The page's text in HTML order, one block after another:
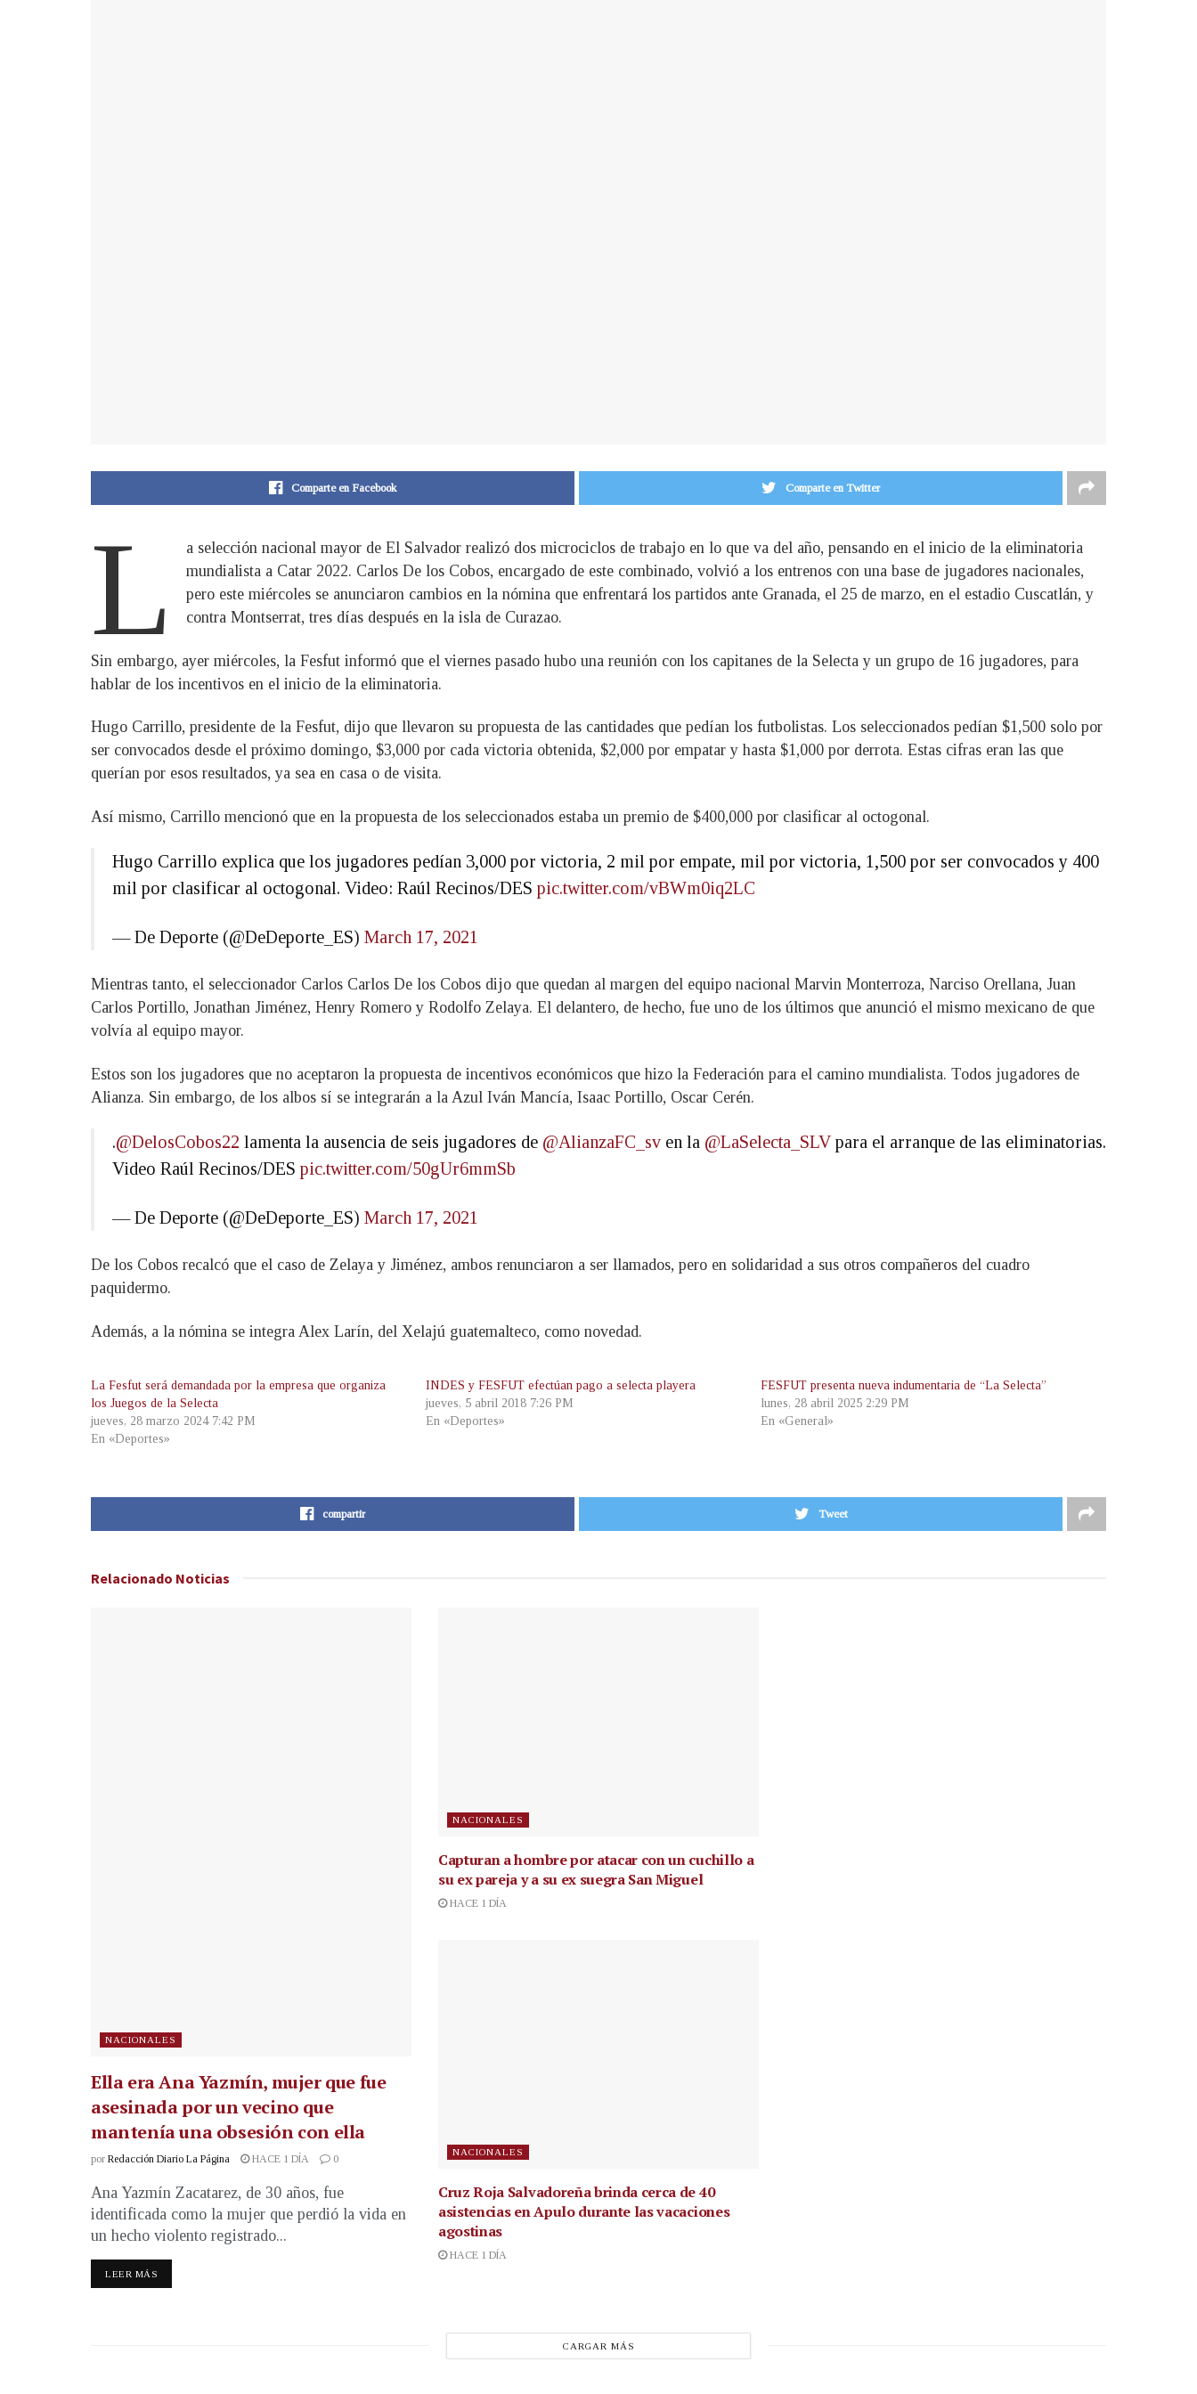
Comparte en Facebook Comparte en Twitter
L
a selección nacional mayor de El Salvador realizó dos microciclos de trabajo en lo que va del año, pensando en el inicio de la eliminatoria
mundialista a Catar 2022. Carlos De los Cobos, encargado de este combinado, volvió a los entrenos con una base de jugadores nacionales,
pero este miércoles se anunciaron cambios en la nómina que enfrentará los partidos ante Granada, el 25 de marzo, en el estadio Cuscatlán, y
contra Montserrat, tres días después en la isla de Curazao.
Sin embargo, ayer miércoles, la Fesfut informó que el viernes pasado hubo una reunión con los capitanes de la Selecta y un grupo de 16 jugadores, para
hablar de los incentivos en el inicio de la eliminatoria.
Hugo Carrillo, presidente de la Fesfut, dijo que llevaron su propuesta de las cantidades que pedían los futbolistas. Los seleccionados pedían $1,500 solo por
ser convocados desde el próximo domingo, $3,000 por cada victoria obtenida, $2,000 por empatar y hasta $1,000 por derrota. Estas cifras eran las que
querían por esos resultados, ya sea en casa o de visita.
Así mismo, Carrillo mencionó que en la propuesta de los seleccionados estaba un premio de $400,000 por clasificar al octogonal.
Hugo Carrillo explica que los jugadores pedían 3,000 por victoria, 2 mil por empate, mil por victoria, 1,500 por ser convocados y 400
mil por clasificar al octogonal. Video: Raúl Recinos/DES pic.twitter.com/vBWm0iq2LC
— De Deporte (@DeDeporte_ES) March 17, 2021
Mientras tanto, el seleccionador Carlos Carlos De los Cobos dijo que quedan al margen del equipo nacional Marvin Monterroza, Narciso Orellana, Juan
Carlos Portillo, Jonathan Jiménez, Henry Romero y Rodolfo Zelaya. El delantero, de hecho, fue uno de los últimos que anunció el mismo mexicano de que
volvía al equipo mayor.
Estos son los jugadores que no aceptaron la propuesta de incentivos económicos que hizo la Federación para el camino mundialista. Todos jugadores de
Alianza. Sin embargo, de los albos sí se integrarán a la Azul Iván Mancía, Isaac Portillo, Oscar Cerén.
.@DelosCobos22 lamenta la ausencia de seis jugadores de @AlianzaFC_sv en la @LaSelecta_SLVpara el arranque de las eliminatorias.
Video Raúl Recinos/DES pic.twitter.com/50gUr6mmSb
— De Deporte (@DeDeporte_ES) March 17, 2021
De los Cobos recalcó que el caso de Zelaya y Jiménez, ambos renunciaron a ser llamados, pero en solidaridad a sus otros compañeros del cuadro
paquidermo.
Además, a la nómina se integra Alex Larín, del Xelajú guatemalteco, como novedad.
La Fesfut será demandada por la empresa que organiza
los Juegos de la Selecta
jueves, 28 marzo 2024 7:42 PM
En «Deportes»
INDES y FESFUT efectúan pago a selecta playera
jueves, 5 abril 2018 7:26 PM
En «Deportes»
FESFUT presenta nueva indumentaria de “La Selecta”
lunes, 28 abril 2025 2:29 PM
En «General»
compartir Tweet
Relacionado Noticias
NACIONALES
Ella era Ana Yazmín, mujer que fue
asesinada por un vecino que
mantenía una obsesión con ella
por Redacción Diario La Página HACE 1 DÍA 0
Ana Yazmín Zacatarez, de 30 años, fue
identificada como la mujer que perdió la vida en
un hecho violento registrado...
LEER MÁS
NACIONALES
Capturan a hombre por atacar con un cuchillo a
su ex pareja y a su ex suegra San Miguel
HACE 1 DÍA
NACIONALES
Cruz Roja Salvadoreña brinda cerca de 40
asistencias en Apulo durante las vacaciones
agostinas
HACE 1 DÍA
CARGAR MÁS